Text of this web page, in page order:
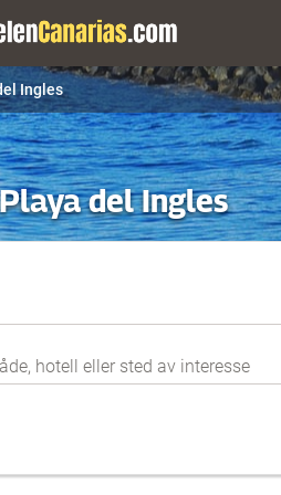
Ingles
del Ingles